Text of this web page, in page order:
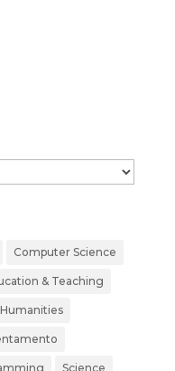
Computer Science
& Teaching
Humanities
Science